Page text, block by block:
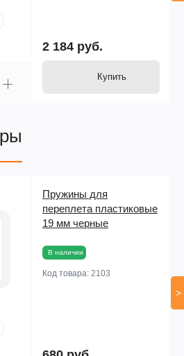
2 184 руб.
Купить
Пружины для
переплета пластиковые
19 мм черные
В наличии
Код товара: 2103
>